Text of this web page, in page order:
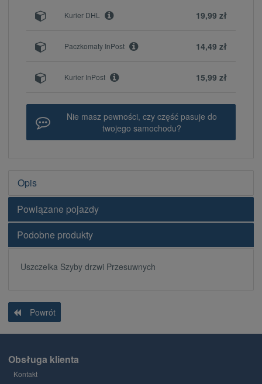
19,99 zł
Kurier DHL
14,49 zł
Paczkomaty InPost
15,99 zł
Kurier InPost
Nie masz pewności, czy część pasuje do
twojego samochodu?
Opis
Powiązane pojazdy
Podobne produkty
Uszczelka Szyby drzwi Przesuwnych
Powrót
Obsługa klienta
Kontakt